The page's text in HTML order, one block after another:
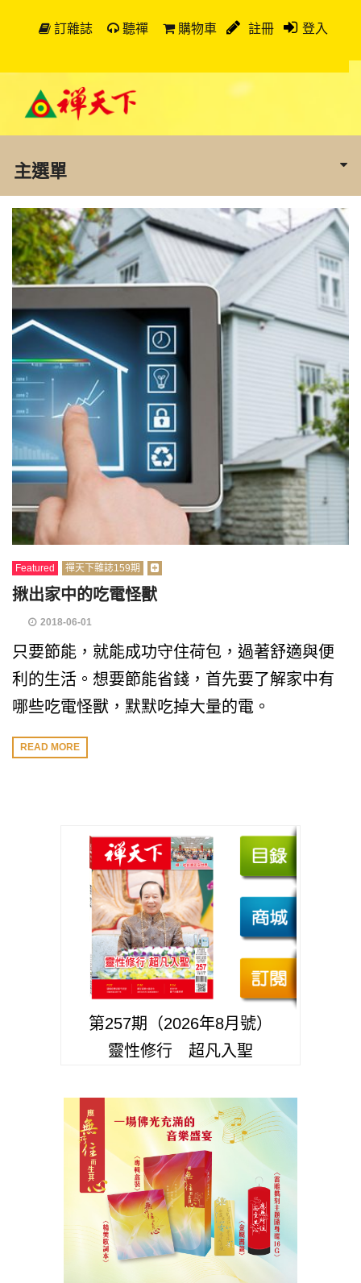
訂雜誌 聽禪 購物車 註冊 登入
主選單
Featured 禪天下雜誌159期
揪出家中的吃電怪獸
2018-06-01
只要節能，就能成功守住荷包，過著舒適與便
利的生活。想要節能省錢，首先要了解家中有
哪些吃電怪獸，默默吃掉大量的電。
READ MORE
第257期（2026年8月號）
靈性修行 超凡入聖